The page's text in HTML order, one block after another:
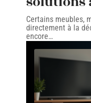
Certains meubles,
directement à la
encore…